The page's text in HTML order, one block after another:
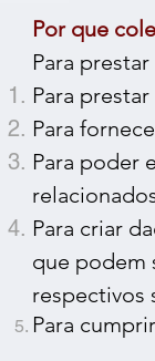
Por que
Para
Para
Para
Para poder
Para criar
que podem
respectivos
Para